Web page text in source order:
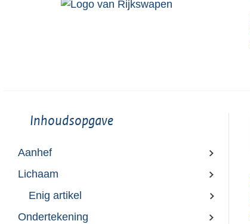
Toon
van:
Inhoudsopgave
Aanhef
Lichaam
Enig artikel
Ondertekening